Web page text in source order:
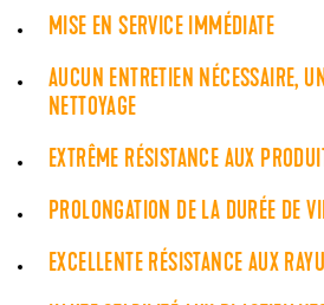
MISE EN SERVICE IMMÉDIATE
AUCUN ENTRETIEN NÉCESSAIRE,
NETTOYAGE
EXTRÊME RÉSISTANCE AUX
PROLONGATION DE LA DURÉE DE
EXCELLENTE RÉSISTANCE AUX